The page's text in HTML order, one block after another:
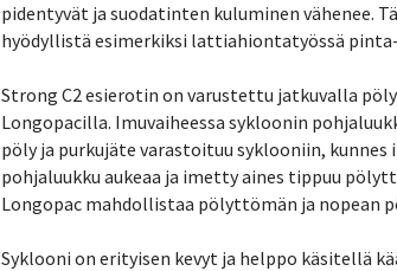
pidentyvät ja suodatinten kuluminen vähenee.
hyödyllistä esimerkiksi lattiahiontatyössä
Strong C2 esierotin on varustettu jatkuvalla
Longopacilla. Imuvaiheessa sykloonin
pöly ja purkujäte varastoituu syklooniin, kunnes
pohjaluukku aukeaa ja imetty aines tippuu
Longopac mahdollistaa pölyttömän ja nopean
Syklooni on erityisen kevyt ja helppo käsitellä